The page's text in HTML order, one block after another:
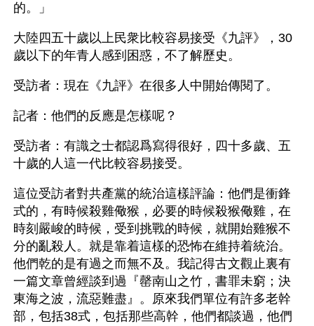
的。」
大陸四五十歲以上民衆比較容易接受《九評》，30
歲以下的年青人感到困惑，不了解歷史。
受訪者：現在《九評》在很多人中開始傳閱了。
記者：他們的反應是怎樣呢？
受訪者：有識之士都認爲寫得很好，四十多歲、五
十歲的人這一代比較容易接受。
這位受訪者對共產黨的統治這樣評論：他們是衝鋒
式的，有時候殺雞儆猴，必要的時候殺猴儆雞，在
時刻嚴峻的時候，受到挑戰的時候，就開始雞猴不
分的亂殺人。就是靠着這樣的恐怖在維持着統治。
他們乾的是有過之而無不及。我記得古文觀止裏有
一篇文章曾經談到過『罄南山之竹，書罪未窮；決
東海之波，流惡難盡』。原來我們單位有許多老幹
部，包括38式，包括那些高幹，他們都談過，他們